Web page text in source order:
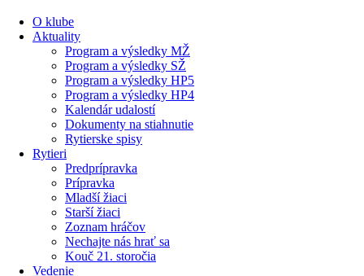
O klube
Aktuality
Program a výsledky MŽ
Program a výsledky SŽ
Program a výsledky HP5
Program a výsledky HP4
Kalendár udalostí
Dokumenty na stiahnutie
Rytierske spisy
Rytieri
Predprípravka
Prípravka
Mladší žiaci
Starší žiaci
Zoznam hráčov
Nechajte nás hrať sa
Kouč 21. storočia
Vedenie